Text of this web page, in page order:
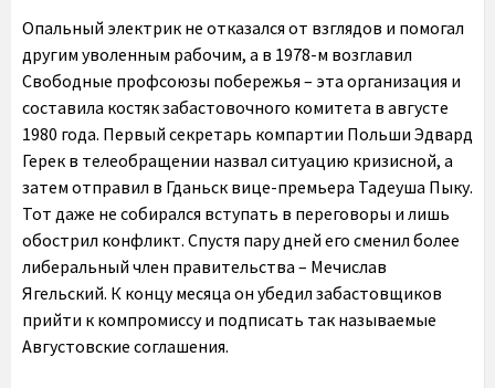
Опальный электрик не отказался от взглядов и помогал
другим уволенным рабочим, а в 1978-м возглавил
Свободные профсоюзы побережья – эта организация и
составила костяк забастовочного комитета в августе
1980 года. Первый секретарь компартии Польши Эдвард
Герек в телеобращении назвал ситуацию кризисной, а
затем отправил в Гданьск вице-премьера Тадеуша Пыку.
Тот даже не собирался вступать в переговоры и лишь
обострил конфликт. Спустя пару дней его сменил более
либеральный член правительства – Мечислав
Ягельский. К концу месяца он убедил забастовщиков
прийти к компромиссу и подписать так называемые
Августовские соглашения.